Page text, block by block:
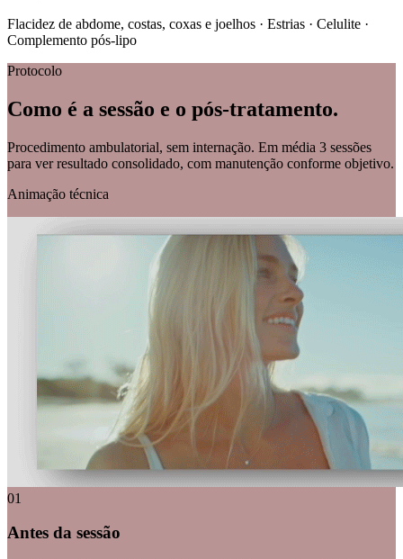
Flacidez de abdome, costas, coxas e joelhos · Estrias · Celulite ·
Complemento pós-lipo
Protocolo
Como é a sessão e o pós-tratamento.
Procedimento ambulatorial, sem internação. Em média 3 sessões
para ver resultado consolidado, com manutenção conforme objetivo.
Animação técnica
01
Antes da sessão